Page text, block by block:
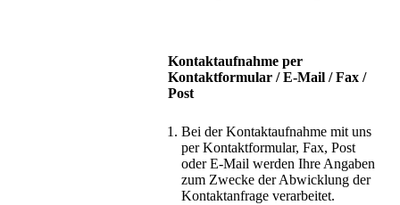
Kontaktaufnahme per
Kontaktformular / E-Mail / Fax /
Post
Bei der Kontaktaufnahme mit uns
per Kontaktformular, Fax, Post
oder E-Mail werden Ihre Angaben
zum Zwecke der Abwicklung der
Kontaktanfrage verarbeitet.